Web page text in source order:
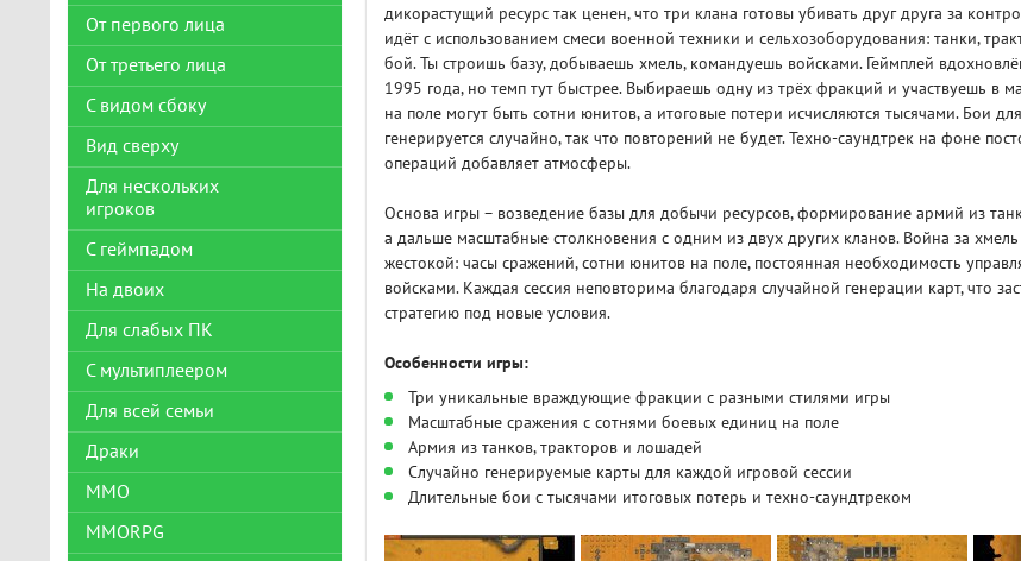
дикорастущий ресурс так ценен, что три клана готовы убивать друг друга за
идёт с использованием смеси военной техники и сельхозоборудования: танки,
бой. Ты строишь базу, добываешь хмель, командуешь войсками. Геймплей
1995 года, но темп тут быстрее. Выбираешь одну из трёх фракций и участвуешь в
на поле могут быть сотни юнитов, а итоговые потери исчисляются тысячами. Бои
генерируется случайно, так что повторений не будет. Техно-саундтрек на фоне
операций добавляет атмосферы.
Основа игры – возведение базы для добычи ресурсов, формирование армий из
а дальше масштабные столкновения с одним из двух других кланов. Война за хмель
жестокой: часы сражений, сотни юнитов на поле, постоянная необходимость
войсками. Каждая сессия неповторима благодаря случайной генерации карт, что
стратегию под новые условия.
Особенности игры:
Три уникальные враждующие фракции с разными стилями игры
Масштабные сражения с сотнями боевых единиц на поле
Армия из танков, тракторов и лошадей
Случайно генерируемые карты для каждой игровой сессии
Длительные бои с тысячами итоговых потерь и техно-саундтреком
От первого лица
От третьего лица
С видом сбоку
Вид сверху
Для нескольких
игроков
С геймпадом
На двоих
Для слабых ПК
С мультиплеером
Для всей семьи
Драки
ММО
MMORPG